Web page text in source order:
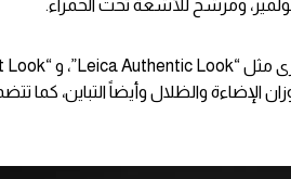
ومرشح للأشعة تحت الحمراء.
الإضاءة والظلال وأيضاً التباين، كما